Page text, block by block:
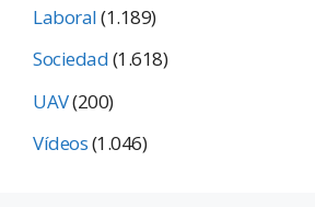
Laboral(1.189)
Sociedad(1.618)
UAV(200)
Vídeos(1.046)